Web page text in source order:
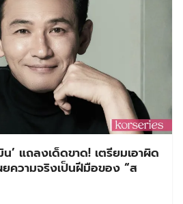
แถลงเด็ดขาด! เตรียมเอาผิด
ความจริงเป็นฝีมือของ “ส